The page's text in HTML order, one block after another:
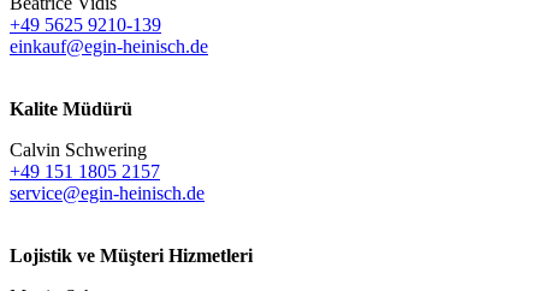
+49 5625 9210-139
einkauf@egin-heinisch.de
Kalite Müdürü
Calvin Schwering
+49 151 1805 2157
service@egin-heinisch.de
Lojistik ve Müşteri Hizmetleri